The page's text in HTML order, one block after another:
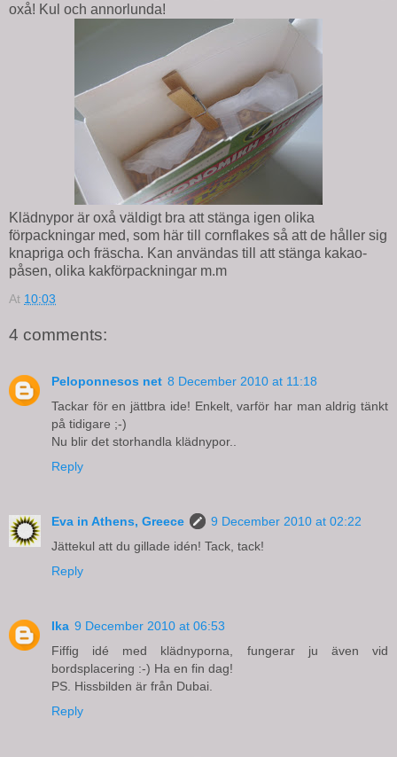
oxå! Kul och annorlunda!
Klädnypor är oxå väldigt bra att stänga igen olika
förpackningar med, som här till cornflakes så att de håller sig
knapriga och fräscha. Kan användas till att stänga kakao-
påsen, olika kakförpackningar m.m
At 10:03
4 comments:
Peloponnesos net 8 December 2010 at 11:18
Tackar för en jättbra ide! Enkelt, varför har man aldrig tänkt
på tidigare ;-)
Nu blir det storhandla klädnypor..
Reply
Eva in Athens, Greece
9 December 2010 at 02:22
Jättekul att du gillade idén! Tack, tack!
Reply
Ika 9 December 2010 at 06:53
Fiffig idé med klädnyporna, fungerar ju även vid
bordsplacering :-) Ha en fin dag!
PS. Hissbilden är från Dubai.
Reply